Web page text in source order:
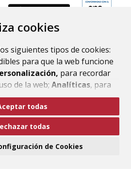
cookies
siguientes tipos de cookies:
para que la web funcione
para recordar
de la web; Analíticas, para
de la web y sus servicios.
botón“Aceptar todas”
su uso. Si pulsa el botón
las cookies técnicas
todas
todas
de Cookies